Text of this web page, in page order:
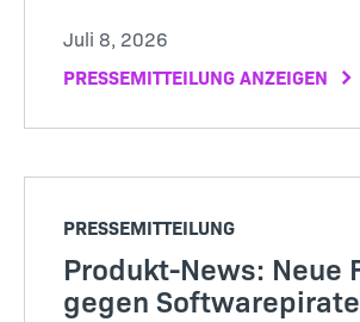
Juli 8, 2026
PRESSEMITTEILUNG ANZEIGEN
PRESSEMITTEILUNG
Produkt-News: Neue
gegen